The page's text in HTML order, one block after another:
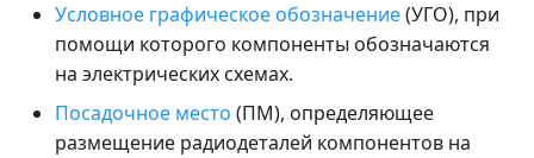
Условное графическое обозначение(УГО), при
помощи которого компоненты обозначаются
на электрических схемах.
Посадочное место (ПМ), определяющее
размещение радиодеталей компонентов на